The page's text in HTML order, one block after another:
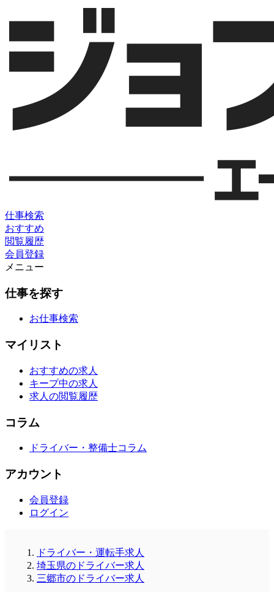
仕事検索
おすすめ
閲覧履歴
会員登録
メニュー
仕事を探す
お仕事検索
マイリスト
おすすめの求人
キープ中の求人
求人の閲覧履歴
コラム
ドライバー・整備士コラム
アカウント
会員登録
ログイン
ドライバー・運転手求人
埼玉県のドライバー求人
三郷市のドライバー求人